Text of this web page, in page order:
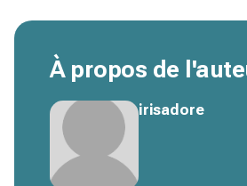
À propos de
irisadore